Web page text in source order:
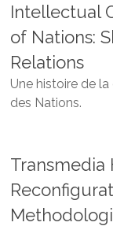
Faculté
des
lettres
Intellectual
of Nations:
Relations
Une histoire de
des Nations.
Transmedia